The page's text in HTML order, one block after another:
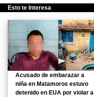
Esto te Interesa
Acusado de embarazar a
niña en Matamoros estuvo
detenido en EUA por violar a